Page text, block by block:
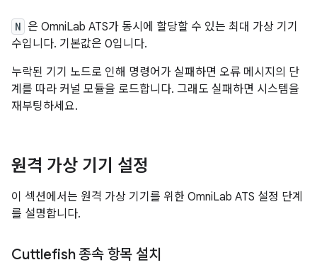
N 은 OmniLab ATS가 동시에 할당할 수 있는 최대 가상 기기
수입니다. 기본값은 0입니다.
누락된 기기 노드로 인해 명령어가 실패하면 오류 메시지의 단
계를 따라 커널 모듈을 로드합니다. 그래도 실패하면 시스템을
재부팅하세요.
원격 가상 기기 설정
이 섹션에서는 원격 가상 기기를 위한 OmniLab ATS 설정 단계
를 설명합니다.
Cuttlefish 종속 항목 설치